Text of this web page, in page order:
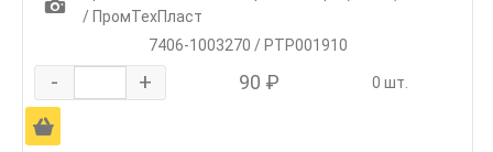
/ ПромТехПласт
7406-1003270 / РТР001910
- + 90 ₽ 0 шт.
Ä